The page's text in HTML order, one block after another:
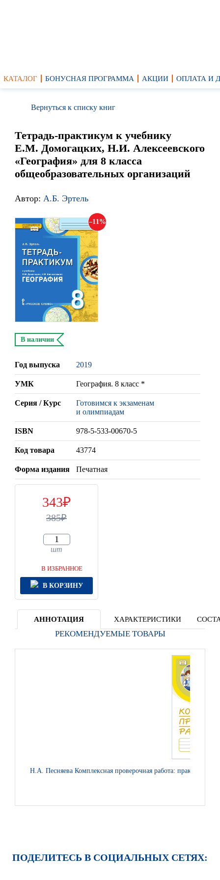
КАТАЛОГ БОНУСНАЯ ПРОГРАММА АКЦИИ ОПЛАТА И
Вернуться к списку книг
Тетрадь-практикум к учебнику
Е.М. Домогацких, Н.И. Алексеевского
«География» для 8 класса
общеобразовательных организаций
Автор: А.Б. Эртель
11
В наличии
Год выпуска 2019
УМК География. 8 класс *
Серия / Курс
Готовимся к экзаменам
и олимпиадам
ISBN 978-5-533-00670-5
Код товара 43774
Форма издания Печатная
343
385
шт
В ИЗБРАННОЕ
В КОРЗИНУ
АННОТАЦИЯ ХАРАКТЕРИСТИКИ
РЕКОМЕНДУЕМЫЕ ТОВАРЫ
Н.А. Песняева Комплексная проверочная работа:
ПОДЕЛИТЕСЬ В СОЦИАЛЬНЫХ СЕТЯХ: